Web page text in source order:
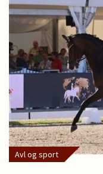
Avl og sport